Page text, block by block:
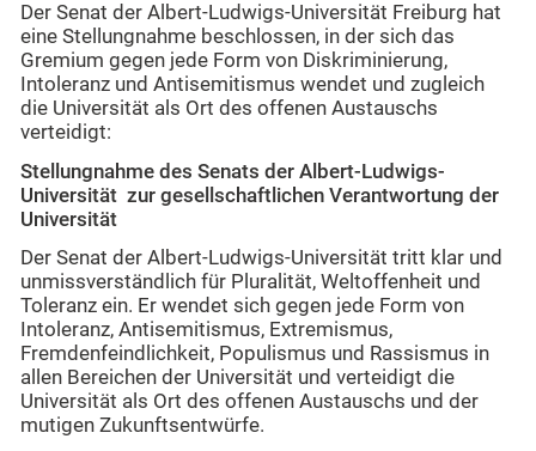
Der Senat der Albert-Ludwigs-Universität Freiburg hat
eine Stellungnahme beschlossen, in der sich das
Gremium gegen jede Form von Diskriminierung,
Intoleranz und Antisemitismus wendet und zugleich
die Universität als Ort des offenen Austauschs
verteidigt:
Stellungnahme des Senats der Albert-Ludwigs-
Universität zur gesellschaftlichen Verantwortung der
Universität
Der Senat der Albert-Ludwigs-Universität tritt klar und
unmissverständlich für Pluralität, Weltoffenheit und
Toleranz ein. Er wendet sich gegen jede Form von
Intoleranz, Antisemitismus, Extremismus,
Fremdenfeindlichkeit, Populismus und Rassismus in
allen Bereichen der Universität und verteidigt die
Universität als Ort des offenen Austauschs und der
mutigen Zukunftsentwürfe.